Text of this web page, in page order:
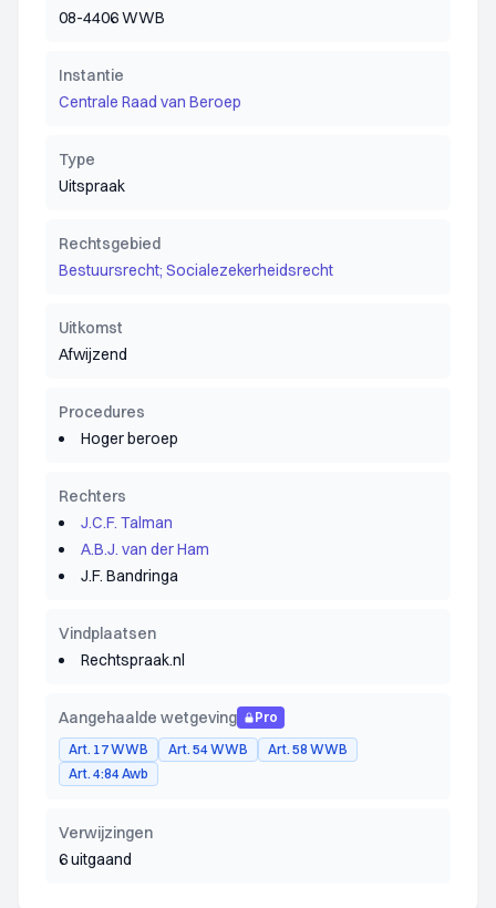
08-4406 WWB
Instantie
Centrale Raad van Beroep
Type
Uitspraak
Rechtsgebied
Bestuursrecht; Socialezekerheidsrecht
Uitkomst
Afwijzend
Procedures
Hoger beroep
Rechters
J.C.F. Talman
A.B.J. van der Ham
J.F. Bandringa
Vindplaatsen
Rechtspraak.nl
Aangehaalde wetgeving
Pro
Art. 17 WWB
Art. 54 WWB
Art. 58 WWB
Art. 4:84 Awb
Verwijzingen
6 uitgaand